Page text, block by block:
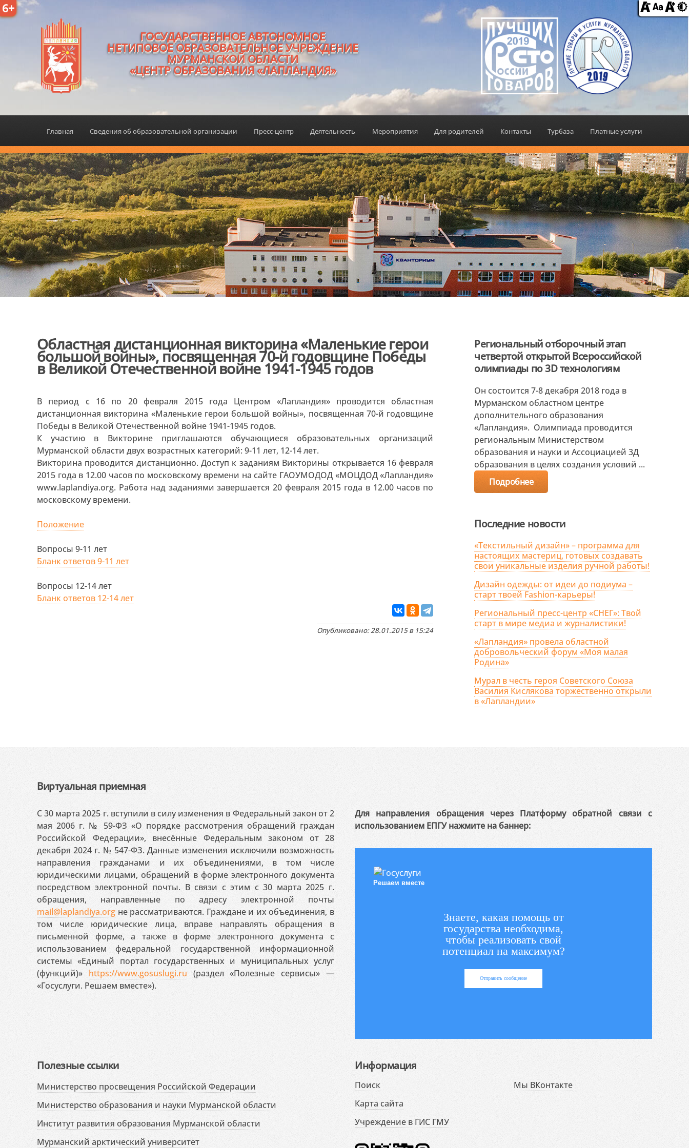
6+
ГОСУДАРСТВЕННОЕ АВТОНОМНОЕ
НЕТИПОВОЕ ОБРАЗОВАТЕЛЬНОЕ УЧРЕЖДЕНИЕ
МУРМАНСКОЙ ОБЛАСТИ
«ЦЕНТР ОБРАЗОВАНИЯ «ЛАПЛАНДИЯ»
Главная Сведения об образовательной организации Пресс-центр Деятельность Мероприятия Для родителей Контакты Турбаза Платные услуги
Областная дистанционная викторина «Маленькие герои
большой войны», посвященная 70-й годовщине Победы
в Великой Отечественной войне 1941-1945 годов
В период с 16 по 20 февраля 2015 года Центром «Лапландия» проводится областная
дистанционная викторина «Маленькие герои большой войны», посвященная 70-й годовщине
Победы в Великой Отечественной войне 1941-1945 годов.
К участию в Викторине приглашаются обучающиеся образовательных организаций
Мурманской области двух возрастных категорий: 9-11 лет, 12-14 лет.
Викторина проводится дистанционно. Доступ к заданиям Викторины открывается 16 февраля
2015 года в 12.00 часов по московскому времени на сайте ГАОУМОДОД «МОЦДОД «Лапландия»
www.laplandiya.org. Работа над заданиями завершается 20 февраля 2015 года в 12.00 часов по
московскому времени.
Положение
Вопросы 9-11 лет
Бланк ответов 9-11 лет
Вопросы 12-14 лет
Бланк ответов 12-14 лет
Опубликовано: 28.01.2015 в 15:24
Региональный отборочный этап
четвертой открытой Всероссийской
олимпиады по 3D технологиям
Он состоится 7-8 декабря 2018 года в
Мурманском областном центре
дополнительного образования
«Лапландия». Олимпиада проводится
региональным Министерством
образования и науки и Ассоциацией 3Д
образования в целях создания условий ...
Подробнее
Последние новости
«Текстильный дизайн» – программа для
настоящих мастериц, готовых создавать
свои уникальные изделия ручной работы!
Дизайн одежды: от идеи до подиума –
старт твоей Fashion-карьеры!
Региональный пресс-центр «СНЕГ»: Твой
старт в мире медиа и журналистики!
«Лапландия» провела областной
добровольческий форум «Моя малая
Родина»
Мурал в честь героя Советского Союза
Василия Кислякова торжественно открыли
в «Лапландии»
Виртуальная приемная
С 30 марта 2025 г. вступили в силу изменения в Федеральный закон от 2
мая 2006 г. № 59-ФЗ «О порядке рассмотрения обращений граждан
Российской Федерации», внесённые Федеральным законом от 28
декабря 2024 г. № 547-ФЗ. Данные изменения исключили возможность
направления гражданами и их объединениями, в том числе
юридическими лицами, обращений в форме электронного документа
посредством электронной почты. В связи с этим с 30 марта 2025 г.
обращения, направленные по адресу электронной почты
mail@laplandiya.org не рассматриваются. Граждане и их объединения, в
том числе юридические лица, вправе направлять обращения в
письменной форме, а также в форме электронного документа с
использованием федеральной государственной информационной
системы «Единый портал государственных и муниципальных услуг
(функций)» https://www.gosuslugi.ru (раздел «Полезные сервисы» —
«Госуслуги. Решаем вместе»).
Для направления обращения через Платформу обратной связи с
использованием ЕПГУ нажмите на баннер:
Решаем вместе
Знаете, какая помощь от
государства необходима,
чтобы реализовать свой
потенциал на максимум?
Отправить сообщение
Полезные ссылки
Министерство просвещения Российской Федерации
Министерство образования и науки Мурманской области
Институт развития образования Мурманской области
Мурманский арктический университет
Информация
Поиск
Карта сайта
Учреждение в ГИС ГМУ
Мы ВКонтакте